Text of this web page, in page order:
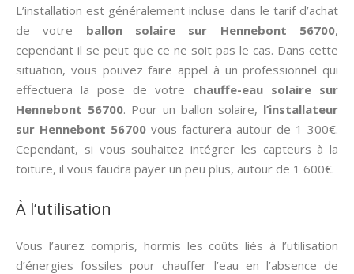
L’installation est généralement incluse dans le tarif d’achat
de votre ballon solaire sur Hennebont 56700,
cependant il se peut que ce ne soit pas le cas. Dans cette
situation, vous pouvez faire appel à un professionnel qui
effectuera la pose de votre chauffe-eau solaire sur
Hennebont 56700. Pour un ballon solaire, l’installateur
sur Hennebont 56700 vous facturera autour de 1 300€.
Cependant, si vous souhaitez intégrer les capteurs à la
toiture, il vous faudra payer un peu plus, autour de 1 600€.
À l’utilisation
Vous l’aurez compris, hormis les coûts liés à l’utilisation
d’énergies fossiles pour chauffer l’eau en l’absence de